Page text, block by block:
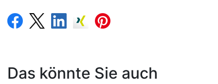
Das könnte Sie auch